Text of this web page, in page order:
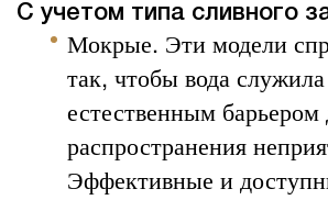
С учетом типа сливного
Мокрые. Эти модели
так, чтобы вода служила
естественным барьером
распространения
Эффективные и